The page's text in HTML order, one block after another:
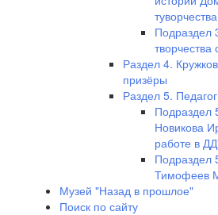
туворчества
Подраздел
творчества
Раздел 4.
призёры
Раздел 5.
Подраздел
Новикова
работе в
Подраздел
Тимофеев
Музей "Назад в прошлое"
Поиск по сайту